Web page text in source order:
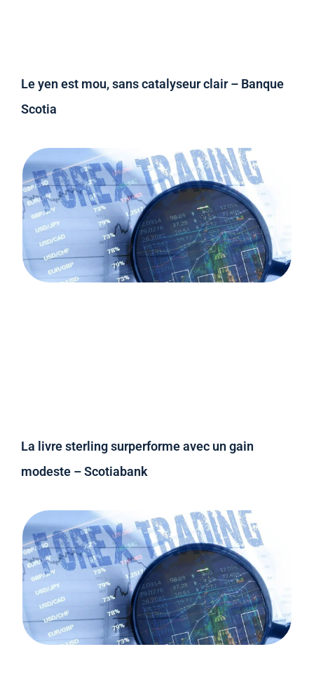
Le yen est mou, sans catalyseur clair – Banque
Scotia
La livre sterling surperforme avec un gain
modeste – Scotiabank